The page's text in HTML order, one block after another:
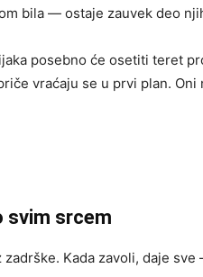
bila — ostaje zauvek deo
posebno će osetiti teret
vraćaju se u prvi plan. Oni
svim srcem
Kada zavoli, daje